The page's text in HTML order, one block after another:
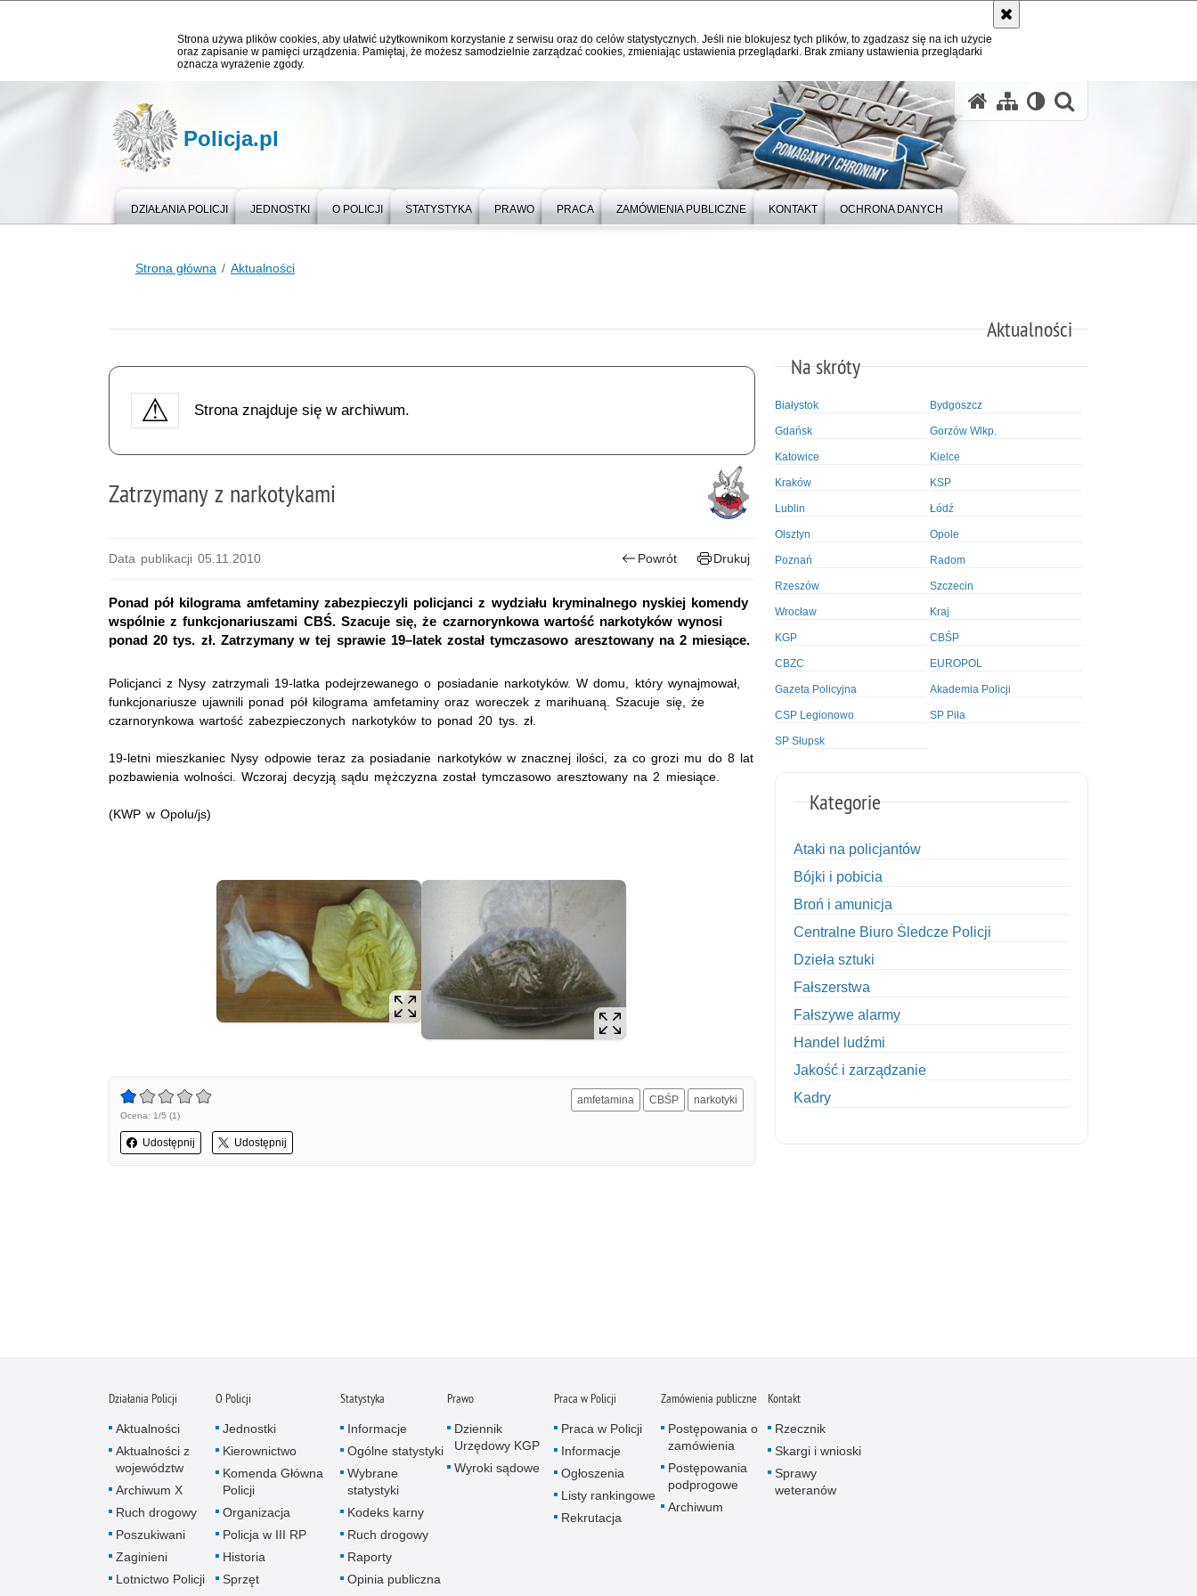
Strona używa plików cookies, aby ułatwić użytkownikom korzystanie z serwisu oraz do celów statystycznych. Jeśli nie blokujesz tych plików, to zgadzasz się na ich użycie
oraz zapisanie w pamięci urządzenia. Pamiętaj, że możesz samodzielnie zarządzać cookies, zmieniając ustawienia przeglądarki. Brak zmiany ustawienia przeglądarki
oznacza wyrażenie zgody.
Policja.pl
DZIAŁANIA POLICJI JEDNOSTKI O POLICJI STATYSTYKA PRAWO PRACA ZAMÓWIENIA PUBLICZNE KONTAKT OCHRONA DANYCH
Strona główna Aktualności
Aktualności
Strona znajduje się w archiwum.
Zatrzymany z narkotykami
Data publikacji 05.11.2010 Powrót Drukuj
Ponad pół kilograma amfetaminy zabezpieczyli policjanci z wydziału kryminalnego nyskiej komendy
wspólnie z funkcjonariuszami CBŚ. Szacuje się, że czarnorynkowa wartość narkotyków wynosi
ponad 20 tys. zł. Zatrzymany w tej sprawie 19–latek został tymczasowo aresztowany na 2 miesiące.
Policjanci z Nysy zatrzymali 19-latka podejrzewanego o posiadanie narkotyków. W domu, który wynajmował,
funkcjonariusze ujawnili ponad pół kilograma amfetaminy oraz woreczek z marihuaną. Szacuje się, że
czarnorynkowa wartość zabezpieczonych narkotyków to ponad 20 tys. zł.
19-letni mieszkaniec Nysy odpowie teraz za posiadanie narkotyków w znacznej ilości, za co grozi mu do 8 lat
pozbawienia wolności. Wczoraj decyzją sądu mężczyzna został tymczasowo aresztowany na 2 miesiące.
(KWP w Opolu/js)
Ocena: 1/5 (1)
Udostępnij Udostępnij
amfetamina CBŚP narkotyki
Na skróty
Białystok Bydgoszcz
Gdańsk Gorzów Wlkp.
Katowice Kielce
Kraków KSP
Lublin Łódź
Olsztyn Opole
Poznań Radom
Rzeszów Szczecin
Wrocław Kraj
KGP CBŚP
CBZC EUROPOL
Gazeta Policyjna Akademia Policji
CSP Legionowo SP Piła
SP Słupsk
Kategorie
Ataki na policjantów
Bójki i pobicia
Broń i amunicja
Centralne Biuro Śledcze Policji
Dzieła sztuki
Fałszerstwa
Fałszywe alarmy
Handel ludźmi
Jakość i zarządzanie
Kadry
Napady na tiry
Nielegalny handel farmaceutykami
Nietrzeźwi kierujący
Nietrzeźwi opiekunowie
Działania Policji
Aktualności
Aktualności z
województw
Archiwum X
Ruch drogowy
Poszukiwani
Zaginieni
Lotnictwo Policji
O Policji
Jednostki
Kierownictwo
Komenda Główna
Policji
Organizacja
Policja w III RP
Historia
Sprzęt
Statystyka
Informacje
Ogólne statystyki
Wybrane
statystyki
Kodeks karny
Ruch drogowy
Raporty
Opinia publiczna
Prawo
Dziennik
Urzędowy KGP
Wyroki sądowe
Praca w Policji
Praca w Policji
Informacje
Ogłoszenia
Listy rankingowe
Rekrutacja
Zamówienia publiczne
Postępowania o
zamówienia
Postępowania
podprogowe
Archiwum
Kontakt
Rzecznik
Skargi i wnioski
Sprawy
weteranów